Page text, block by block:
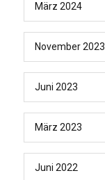
März 2024
November 2023
Juni 2023
März 2023
Juni 2022